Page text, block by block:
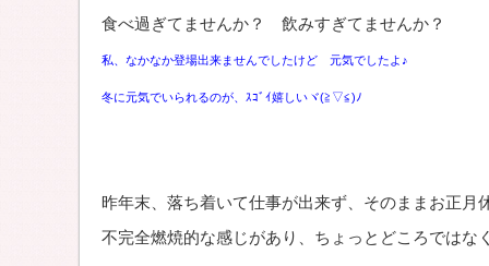
食べ過ぎてませんか？ 飲みすぎてませんか？
私、なかなか登場出来ませんでしたけど 元気でしたよ♪
冬に元気でいられるのが、ｽｺﾞｲ嬉しいヾ(≧▽≦)ﾉ
昨年末、落ち着いて仕事が出来ず、そのままお正月
不完全燃焼的な感じがあり、ちょっとどころでは